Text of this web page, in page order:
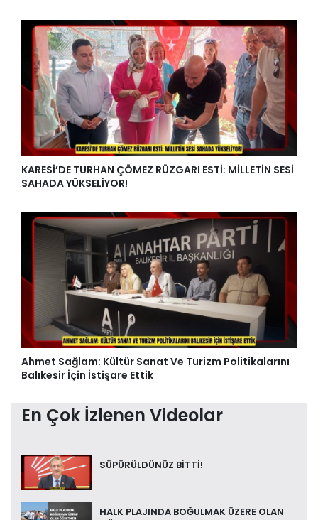
KARESİ’DE TURHAN ÇÖMEZ RÜZGARI ESTİ: MİLLETİN SESİ
SAHADA YÜKSELİYOR!
Ahmet Sağlam: Kültür Sanat Ve Turizm Politikalarını
Balıkesir İçin İstişare Ettik
En Çok İzlenen Videolar
SÜPÜRÜLDÜNÜZ BİTTİ!
HALK PLAJINDA BOĞULMAK ÜZERE OLAN